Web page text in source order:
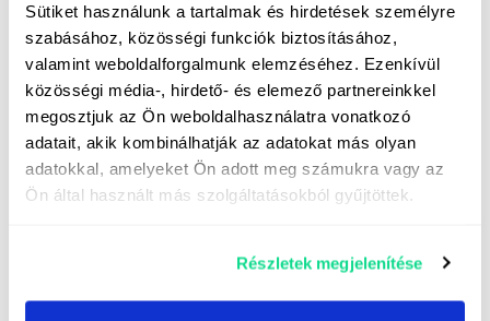
Sütiket használunk a tartalmak és hirdetések személyre
szabásához, közösségi funkciók biztosításához,
valamint weboldalforgalmunk elemzéséhez. Ezenkívül
közösségi média-, hirdető- és elemező partnereinkkel
megosztjuk az Ön weboldalhasználatra vonatkozó
adatait, akik kombinálhatják az adatokat más olyan
adatokkal, amelyeket Ön adott meg számukra vagy az
Ön által használt más szolgáltatásokból gyűjtöttek.
Részletek megjelenítése